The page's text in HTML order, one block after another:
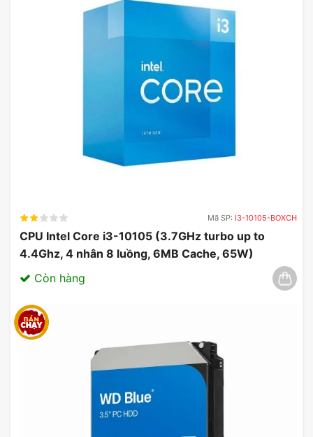
Mã SP: I3-10105-BOXCH
CPU Intel Core i3-10105 (3.7GHz turbo up to
4.4Ghz, 4 nhân 8 luồng, 6MB Cache, 65W)
03/2025
Còn hàng